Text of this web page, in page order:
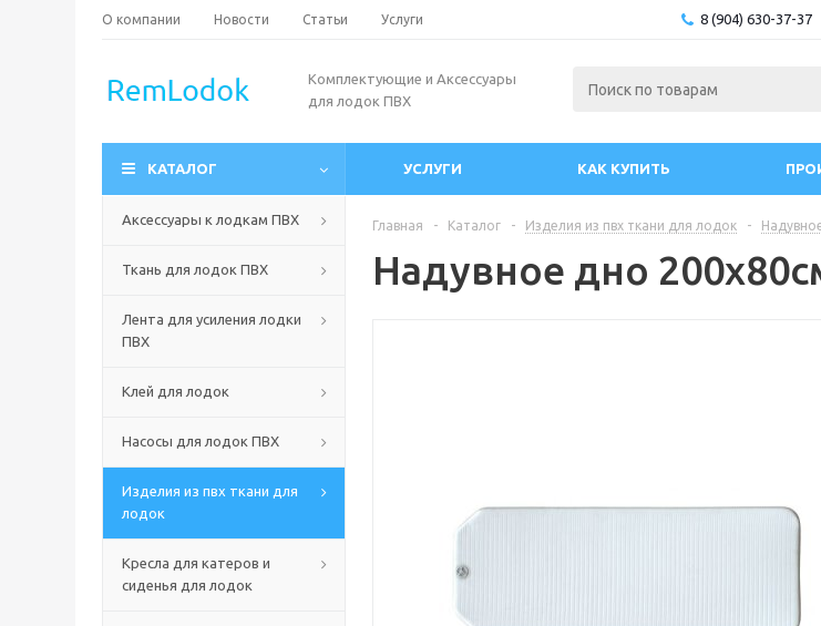
О компании Новости Статьи Услуги 8 (904) 630-37-37
Комплектующие и Аксессуары
для лодок ПВХ
КАТАЛОГ УСЛУГИ КАК КУПИТЬ
Аксессуары к лодкам ПВХ
Ткань для лодок ПВХ
Лента для усиления лодки
ПВХ
Клей для лодок
Насосы для лодок ПВХ
Изделия из пвх ткани для
лодок
Кресла для катеров и
сиденья для лодок
Главная - Каталог - Изделия из пвх ткани для лодок -
Надувное дно